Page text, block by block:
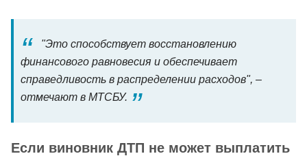
"Это способствует восстановлению
финансового равновесия и обеспечивает
справедливость в распределении расходов", –
отмечают в МТСБУ.
Если виновник ДТП не может выплатить